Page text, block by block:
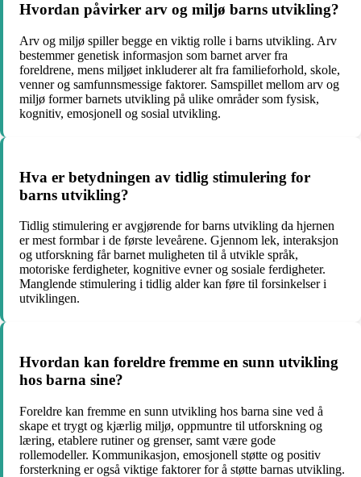
Hvordan påvirker arv og miljø barns utvikling?
Arv og miljø spiller begge en viktig rolle i barns utvikling. Arv
bestemmer genetisk informasjon som barnet arver fra
foreldrene, mens miljøet inkluderer alt fra familieforhold, skole,
venner og samfunnsmessige faktorer. Samspillet mellom arv og
miljø former barnets utvikling på ulike områder som fysisk,
kognitiv, emosjonell og sosial utvikling.
Hva er betydningen av tidlig stimulering for
barns utvikling?
Tidlig stimulering er avgjørende for barns utvikling da hjernen
er mest formbar i de første leveårene. Gjennom lek, interaksjon
og utforskning får barnet muligheten til å utvikle språk,
motoriske ferdigheter, kognitive evner og sosiale ferdigheter.
Manglende stimulering i tidlig alder kan føre til forsinkelser i
utviklingen.
Hvordan kan foreldre fremme en sunn utvikling
hos barna sine?
Foreldre kan fremme en sunn utvikling hos barna sine ved å
skape et trygt og kjærlig miljø, oppmuntre til utforskning og
læring, etablere rutiner og grenser, samt være gode
rollemodeller. Kommunikasjon, emosjonell støtte og positiv
forsterkning er også viktige faktorer for å støtte barnas utvikling.